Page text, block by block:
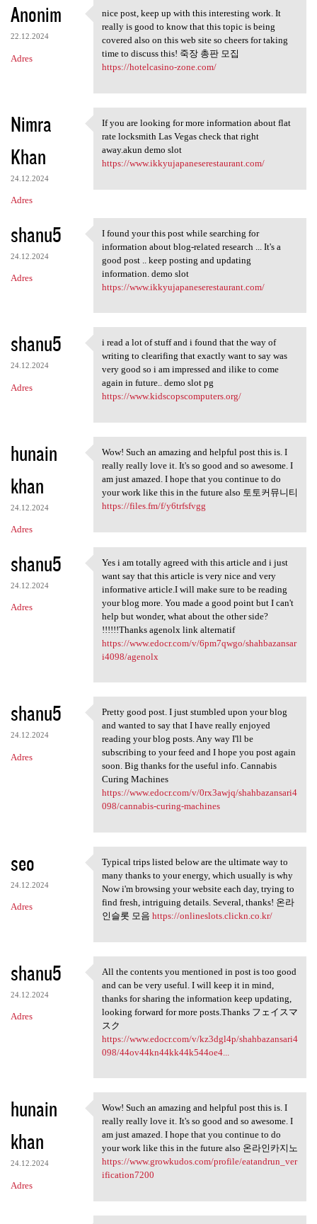
Anonim
22.12.2024
Adres
nice post, keep up with this
nice post, keep up with this interesting work. It
really is good to know that this topic is being
covered also on this web site so cheers for taking
time to discuss this! 죽장 총판 모집
https://hotelcasino-zone.com/
Nimra
Khan
24.12.2024
Adres
If you are looking for more
If you are looking for more information about flat
rate locksmith Las Vegas check that right
away.akun demo slot
https://www.ikkyujapaneserestaurant.com/
shanu5
24.12.2024
Adres
I found your this post while
I found your this post while searching for
information about blog-related research ... It's a
good post .. keep posting and updating
information. demo slot
https://www.ikkyujapaneserestaurant.com/
shanu5
24.12.2024
Adres
i read a lot of stuff and i
i read a lot of stuff and i found that the way of
writing to clearifing that exactly want to say was
very good so i am impressed and ilike to come
again in future.. demo slot pg
https://www.kidscopscomputers.org/
hunain
khan
24.12.2024
Adres
Wow! Such an amazing and
Wow! Such an amazing and helpful post this is. I
really really love it. It's so good and so awesome. I
am just amazed. I hope that you continue to do
your work like this in the future also 토토커뮤니티
https://files.fm/f/y6trfsfvgg
shanu5
24.12.2024
Adres
Yes i am totally agreed with
Yes i am totally agreed with this article and i just
want say that this article is very nice and very
informative article.I will make sure to be reading
your blog more. You made a good point but I can't
help but wonder, what about the other side?
!!!!!!Thanks agenolx link alternatif
https://www.edocr.com/v/6pm7qwgo/shahbazansar
i4098/agenolx
shanu5
24.12.2024
Adres
Pretty good post. I just
Pretty good post. I just stumbled upon your blog
and wanted to say that I have really enjoyed
reading your blog posts. Any way I'll be
subscribing to your feed and I hope you post again
soon. Big thanks for the useful info. Cannabis
Curing Machines
https://www.edocr.com/v/0rx3awjq/shahbazansari4
098/cannabis-curing-machines
seo
24.12.2024
Adres
Typical trips listed below
Typical trips listed below are the ultimate way to
many thanks to your energy, which usually is why
Now i'm browsing your website each day, trying to
find fresh, intriguing details. Several, thanks! 온라
인슬롯 모음 https://onlineslots.clickn.co.kr/
shanu5
24.12.2024
Adres
All the contents you
All the contents you mentioned in post is too good
and can be very useful. I will keep it in mind,
thanks for sharing the information keep updating,
looking forward for more posts.Thanks フェイスマ
スク
https://www.edocr.com/v/kz3dgl4p/shahbazansari4
098/44ov44kn44kk44k544oe4...
hunain
khan
24.12.2024
Adres
Wow! Such an amazing and
Wow! Such an amazing and helpful post this is. I
really really love it. It's so good and so awesome. I
am just amazed. I hope that you continue to do
your work like this in the future also 온라인카지노
https://www.growkudos.com/profile/eatandrun_ver
ification7200